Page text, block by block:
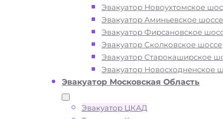
Эвакуатор Новоухтомское
Эвакуатор Аминьевское шоссе
Эвакуатор Фирсановское
Эвакуатор Сколковское шоссе
Эвакуатор Старокаширское
Эвакуатор Новосходненское
Эвакуатор Московская Область
Эвакуатор ЦКАД
WHATSAPP